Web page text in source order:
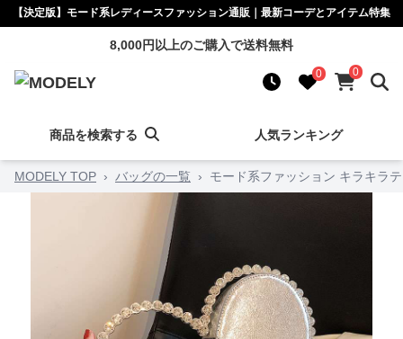
【決定版】モード系レディースファッション通販｜最新コーデとアイテム特集
8,000円以上のご購入で送料無料
0 0
商品を検索する 人気ランキング
MODELY TOP › バッグの一覧 › モード系ファッション キラキラ